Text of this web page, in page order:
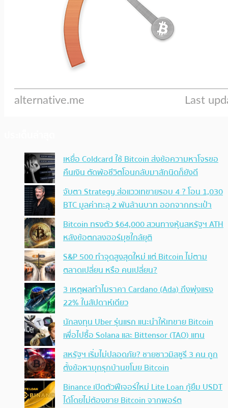
เหยื่อ Coldcard ใช้ Bitcoin ส่งข้อความหาโจรขอ
คืนเงิน ตัดพ้อชีวิตโอนกลับมาสักนิดก็ยังดี
จับตา Strategy ส่อแววเทขายรอบ 4 ? โอน 1,030
BTC มูลค่าทะลุ 2 พันล้านบาท ออกจากกระเป๋า
Bitcoin ทรงตัว $64,000 สวนทางหุ้นสหรัฐฯ ATH
หลังข้อตกลงฮอร์มุซใกล้ยุติ
S&P 500 ทำจุดสูงสุดใหม่ แต่ Bitcoin ไม่ตาม
ตลาดเปลี่ยน หรือ คนเปลี่ยน?
3 เหตุผลทำไมราคา Cardano (Ada) ถึงพุ่งแรง
22% ในสัปดาห์เดียว
นักลงทุน Uber รุ่นแรก แนะนำให้เทขาย Bitcoin
เพื่อไปซื้อ Solana และ Bittensor (TAO) แทน
สหรัฐฯ เริ่มไม่ปลอดภัย? ชายชาวมิสซูรี 3 คน ถูก
ตั้งข้อหาบุกรุกบ้านขโมย Bitcoin
Binance เปิดตัวฟีเจอร์ใหม่ Lite Loan กู้ยืม USDT
ได้โดยไม่ต้องขาย Bitcoin จากพอร์ต